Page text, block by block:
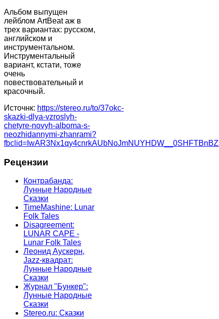
Альбом выпущен
лейблом ArtBeat аж в
трех вариантах: русском,
английском и
инструментальном.
Инструментальный
вариант, кстати, тоже
очень
повествовательный и
красочный.
Источнк: https://stereo.ru/to/37okc-
skazki-dlya-vzroslyh-
chetyre-novyh-alboma-s-
neozhidannymi-zhanrami?
Рецензии
Контрабанда:
Лунные Народные
Сказки
TimeMashine: Lunar
Folk Tales
Disagreement:
LUNAR CAPE -
Lunar Folk Tales
Леонид Аускерн,
Jazz-квадрат:
Лунные Народные
Сказки
Журнал "Бункер":
Лунные Народные
Сказки
Stereo.ru: Сказки